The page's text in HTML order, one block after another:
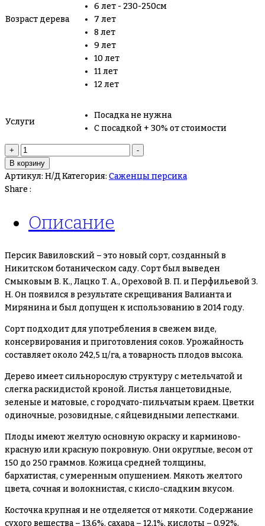
Возраст дерева
6 лет - 230-250см
7 лет
8 лет
9 лет
10 лет
11 лет
12 лет
Услуги
Посадка не нужна
С посадкой + 30% от стоимости
+
Количество
товара
Персик
Вавиловский
-
В корзину
Артикул: Н/ДКатегория: Саженцы персика
Share :
Описание
Персик Вавиловский – это новый сорт, созданный в
Никитском ботаническом саду. Сорт был выведен
Смыковым В. К., Лацко Т. А., Ореховой В. П. и Перфильевой З.
Н. Он появился в результате скрещивания Валианта и
Мирянина и был допущен к использованию в 2014 году.
Сорт подходит для употребления в свежем виде,
консервирования и приготовления соков. Урожайность
составляет около 242,5 ц/га, а товарность плодов высока.
Дерево имеет сильнорослую структуру с метельчатой и
слегка раскидистой кроной. Листья ланцетовидные,
зеленые и матовые, с городчато-пильчатым краем. Цветки
одиночные, розовидные, с яйцевидными лепестками.
Плоды имеют желтую основную окраску и карминово-
красную или красную покровную. Они округлые, весом от
150 до 250 граммов. Кожица средней толщины,
бархатистая, с умеренным опушением. Мякоть желтого
цвета, сочная и волокнистая, с кисло-сладким вкусом.
Косточка крупная и не отделяется от мякоти. Содержание
сухого вещества – 13,6%, сахара – 12,1%, кислоты – 0,92%,